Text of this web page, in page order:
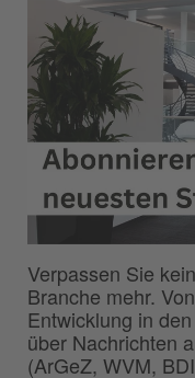
Verpassen Sie
Branche mehr.
Entwicklung in
über Nachrichten
(ArGeZ, WVM,